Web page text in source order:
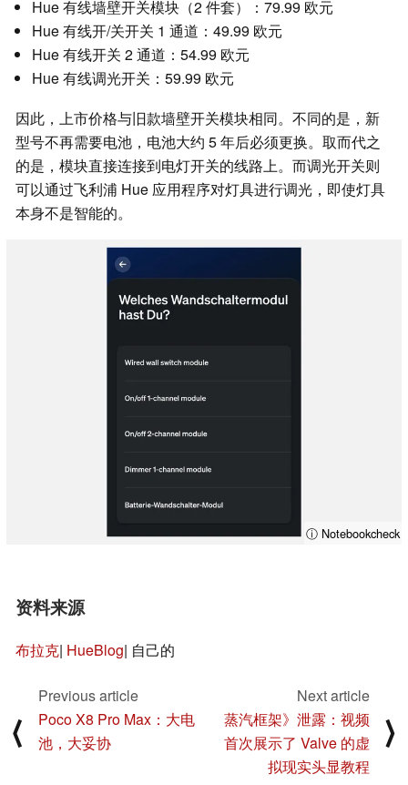
Hue 有线墙壁开关模块（2 件套）：79.99 欧元
Hue 有线开/关开关 1 通道：49.99 欧元
Hue 有线开关 2 通道：54.99 欧元
Hue 有线调光开关：59.99 欧元
因此，上市价格与旧款墙壁开关模块相同。不同的是，新
型号不再需要电池，电池大约 5 年后必须更换。取而代之
的是，模块直接连接到电灯开关的线路上。而调光开关则
可以通过飞利浦 Hue 应用程序对灯具进行调光，即使灯具
本身不是智能的。
ⓘ Notebookcheck
资料来源
布拉克| HueBlog| 自己的
⟨
Previous article
Poco X8 Pro Max：大电
池，大妥协
Next article
蒸汽框架》泄露：视频
首次展示了 Valve 的虚
拟现实头显教程
⟩